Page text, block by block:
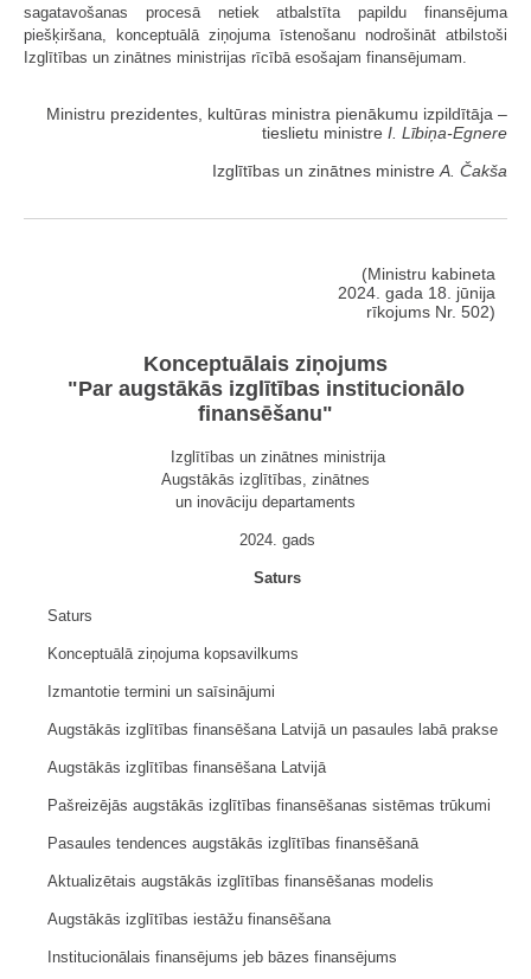
sagatavošanas procesā netiek atbalstīta papildu finansējuma
piešķiršana, konceptuālā ziņojuma īstenošanu nodrošināt atbilstoši
Izglītības un zinātnes ministrijas rīcībā esošajam finansējumam.
Ministru prezidentes, kultūras ministra pienākumu izpildītāja ‒
tieslietu ministre I. Lībiņa-Egnere
Izglītības un zinātnes ministre A. Čakša
(Ministru kabineta
2024. gada 18. jūnija
rīkojums Nr. 502)
Konceptuālais ziņojums
"Par augstākās izglītības institucionālo
finansēšanu"
Izglītības un zinātnes ministrija
Augstākās izglītības, zinātnes
un inovāciju departaments
2024. gads
Saturs
Saturs
Konceptuālā ziņojuma kopsavilkums
Izmantotie termini un saīsinājumi
Augstākās izglītības finansēšana Latvijā un pasaules labā prakse
Augstākās izglītības finansēšana Latvijā
Pašreizējās augstākās izglītības finansēšanas sistēmas trūkumi
Pasaules tendences augstākās izglītības finansēšanā
Aktualizētais augstākās izglītības finansēšanas modelis
Augstākās izglītības iestāžu finansēšana
Institucionālais finansējums jeb bāzes finansējums